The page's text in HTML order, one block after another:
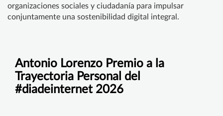
organizaciones sociales y ciudadanía para impulsar
conjuntamente una sostenibilidad digital integral.
Antonio Lorenzo Premio a la
Trayectoria Personal del
#diadeinternet 2026